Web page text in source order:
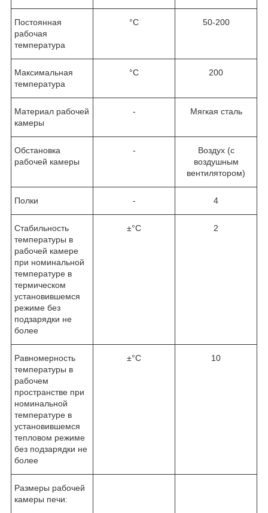
Постоянная
рабочая
температура
°C 50-200
Максимальная
температура
°C 200
Материал рабочей
камеры
- Мягкая сталь
Обстановка
рабочей камеры
-
Воздух (с
воздушным
вентилятором)
Полки - 4
Стабильность
температуры в
рабочей камере
при номинальной
температуре в
термическом
установившемся
режиме без
подзарядки не
более
±°C 2
Равномерность
температуры в
рабочем
пространстве при
номинальной
температуре в
установившемся
тепловом режиме
без подзарядки не
более
±°C 10
Размеры рабочей
камеры печи: